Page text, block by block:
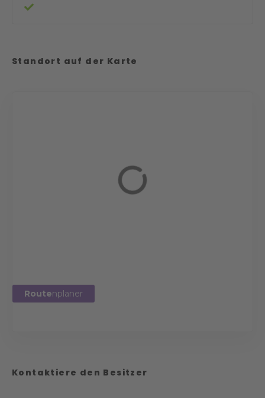
Standort auf der Karte
Routenplaner
Kontaktiere den Besitzer